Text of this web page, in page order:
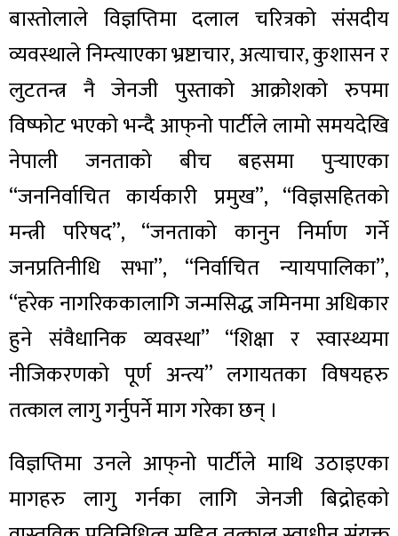
बास्तोलाले विज्ञप्तिमा दलाल चरित्रको संसदीय
व्यवस्थाले निम्त्याएका भ्रष्टाचार, अत्याचार, कुशासन र
लुटतन्त्र नै जेनजी पुस्ताको आक्रोशको रुपमा
विष्फोट भएको भन्दै आफ्‌नो पार्टीले लामो समयदेखि
नेपाली जनताको बीच बहसमा पुर्‍याएका
“जननिर्वाचित कार्यकारी प्रमुख”, “विज्ञसहितको
मन्त्री परिषद”, “जनताको कानुन निर्माण गर्ने
जनप्रतिनीधि सभा”, “निर्वाचित न्यायपालिका”,
“हरेक नागरिककालागि जन्मसिद्ध जमिनमा अधिकार
हुने संवैधानिक व्यवस्था” “शिक्षा र स्वास्थ्यमा
नीजिकरणको पूर्ण अन्त्य” लगायतका विषयहरु
तत्काल लागु गर्नुपर्ने माग गरेका छन् ।
विज्ञप्तिमा उनले आफ्‌नो पार्टीले माथि उठाइएका
मागहरु लागु गर्नका लागि जेनजी बिद्रोहको